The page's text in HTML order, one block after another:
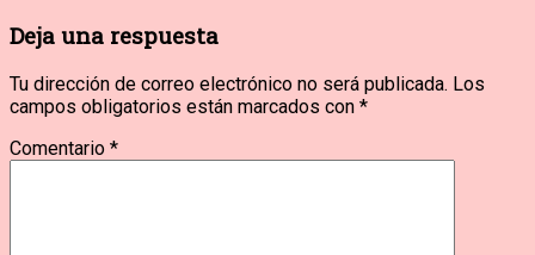
Deja una respuesta
Tu dirección de correo electrónico no será publicada. Los
campos obligatorios están marcados con *
Comentario *